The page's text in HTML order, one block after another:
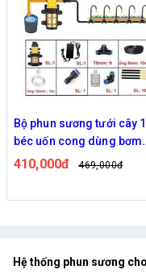
Bộ phun sương tưới cây
béc uốn cong dùng bơm
60w
410,000đ 469,000đ
Hệ thống phun sương